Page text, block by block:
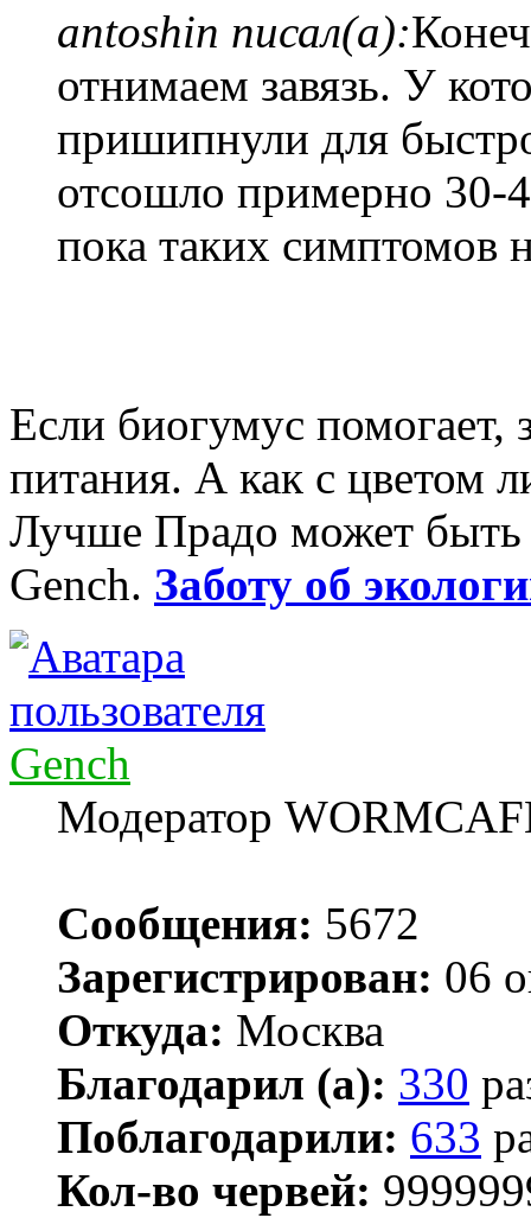
antoshin писал(а):
отнимаем завязь. У
пришипнули для
отсошло примерно 30-
пока таких симптомов
Если биогумус помогает,
питания. А как с цветом
Лучше Прадо может
Gench. Заботу об
Gench
Модератор
Сообщения: 5672
Зарегистрирован: 06
Откуда: Москва
Благодарил (а): 330
Поблагодарили: 633
Кол-во червей: